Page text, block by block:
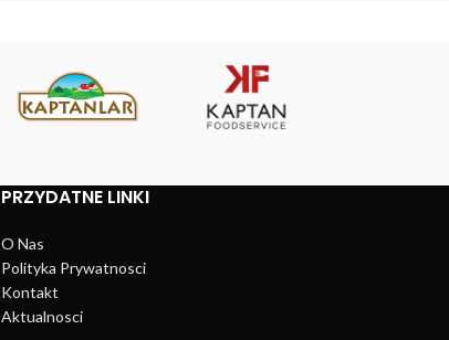
PRZYDATNE LINKI
O Nas
Polityka Prywatnosci
Kontakt
Aktualnosci